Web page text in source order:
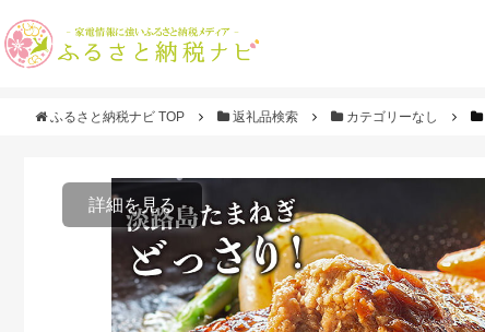
ふるさと納税ナビ TOP 返礼品検索 カテゴリーなし
詳細を見る